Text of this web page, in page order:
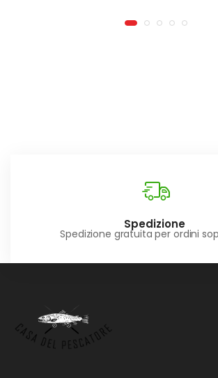
Spedizione
Spedizione gratuita per ordini